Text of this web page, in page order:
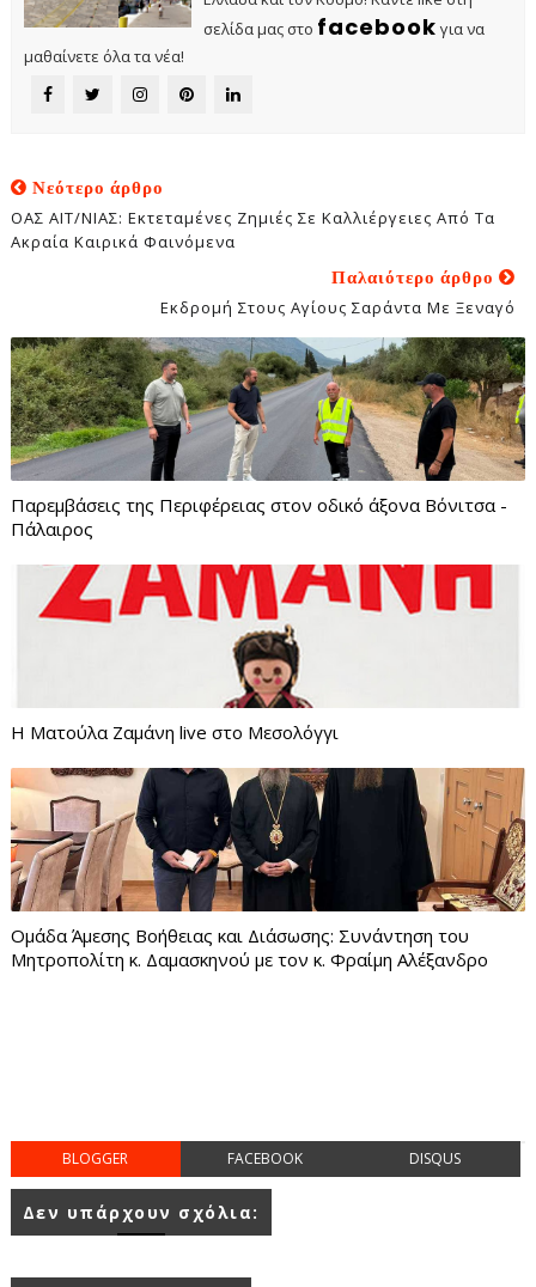
σελίδα μας στο facebook για να
μαθαίνετε όλα τα νέα!
Νεότερο άρθρο
ΟΑΣ ΑΙΤ/ΝΙΑΣ: Εκτεταμένες Ζημιές Σε Καλλιέργειες Από Τα
Ακραία Καιρικά Φαινόμενα
Παλαιότερο άρθρο
Εκδρομή Στους Αγίους Σαράντα Με Ξεναγό
Παρεμβάσεις της Περιφέρειας στον οδικό άξονα Βόνιτσα -
Πάλαιρος
Η Ματούλα Ζαμάνη live στο Μεσολόγγι
Ομάδα Άμεσης Βοήθειας και Διάσωσης: Συνάντηση του
Μητροπολίτη κ. Δαμασκηνού με τον κ. Φραίμη Αλέξανδρο
BLOGGER FACEBOOK DISQUS
Δεν υπάρχουν σχόλια: